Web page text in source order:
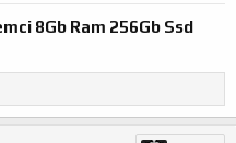
8Gb Ram 256Gb Ssd